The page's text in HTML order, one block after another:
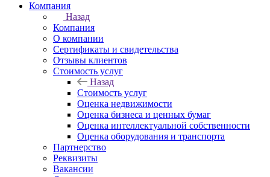
Компания
Назад
Компания
О компании
Сертификаты и свидетельства
Отзывы клиентов
Стоимость услуг
Назад
Стоимость услуг
Оценка недвижимости
Оценка бизнеса и ценных бумаг
Оценка интеллектуальной собственности
Оценка оборудования и транспорта
Партнерство
Реквизиты
Вакансии